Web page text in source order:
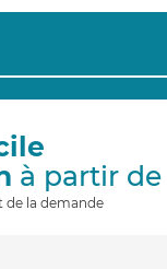
à partir de
de la demande